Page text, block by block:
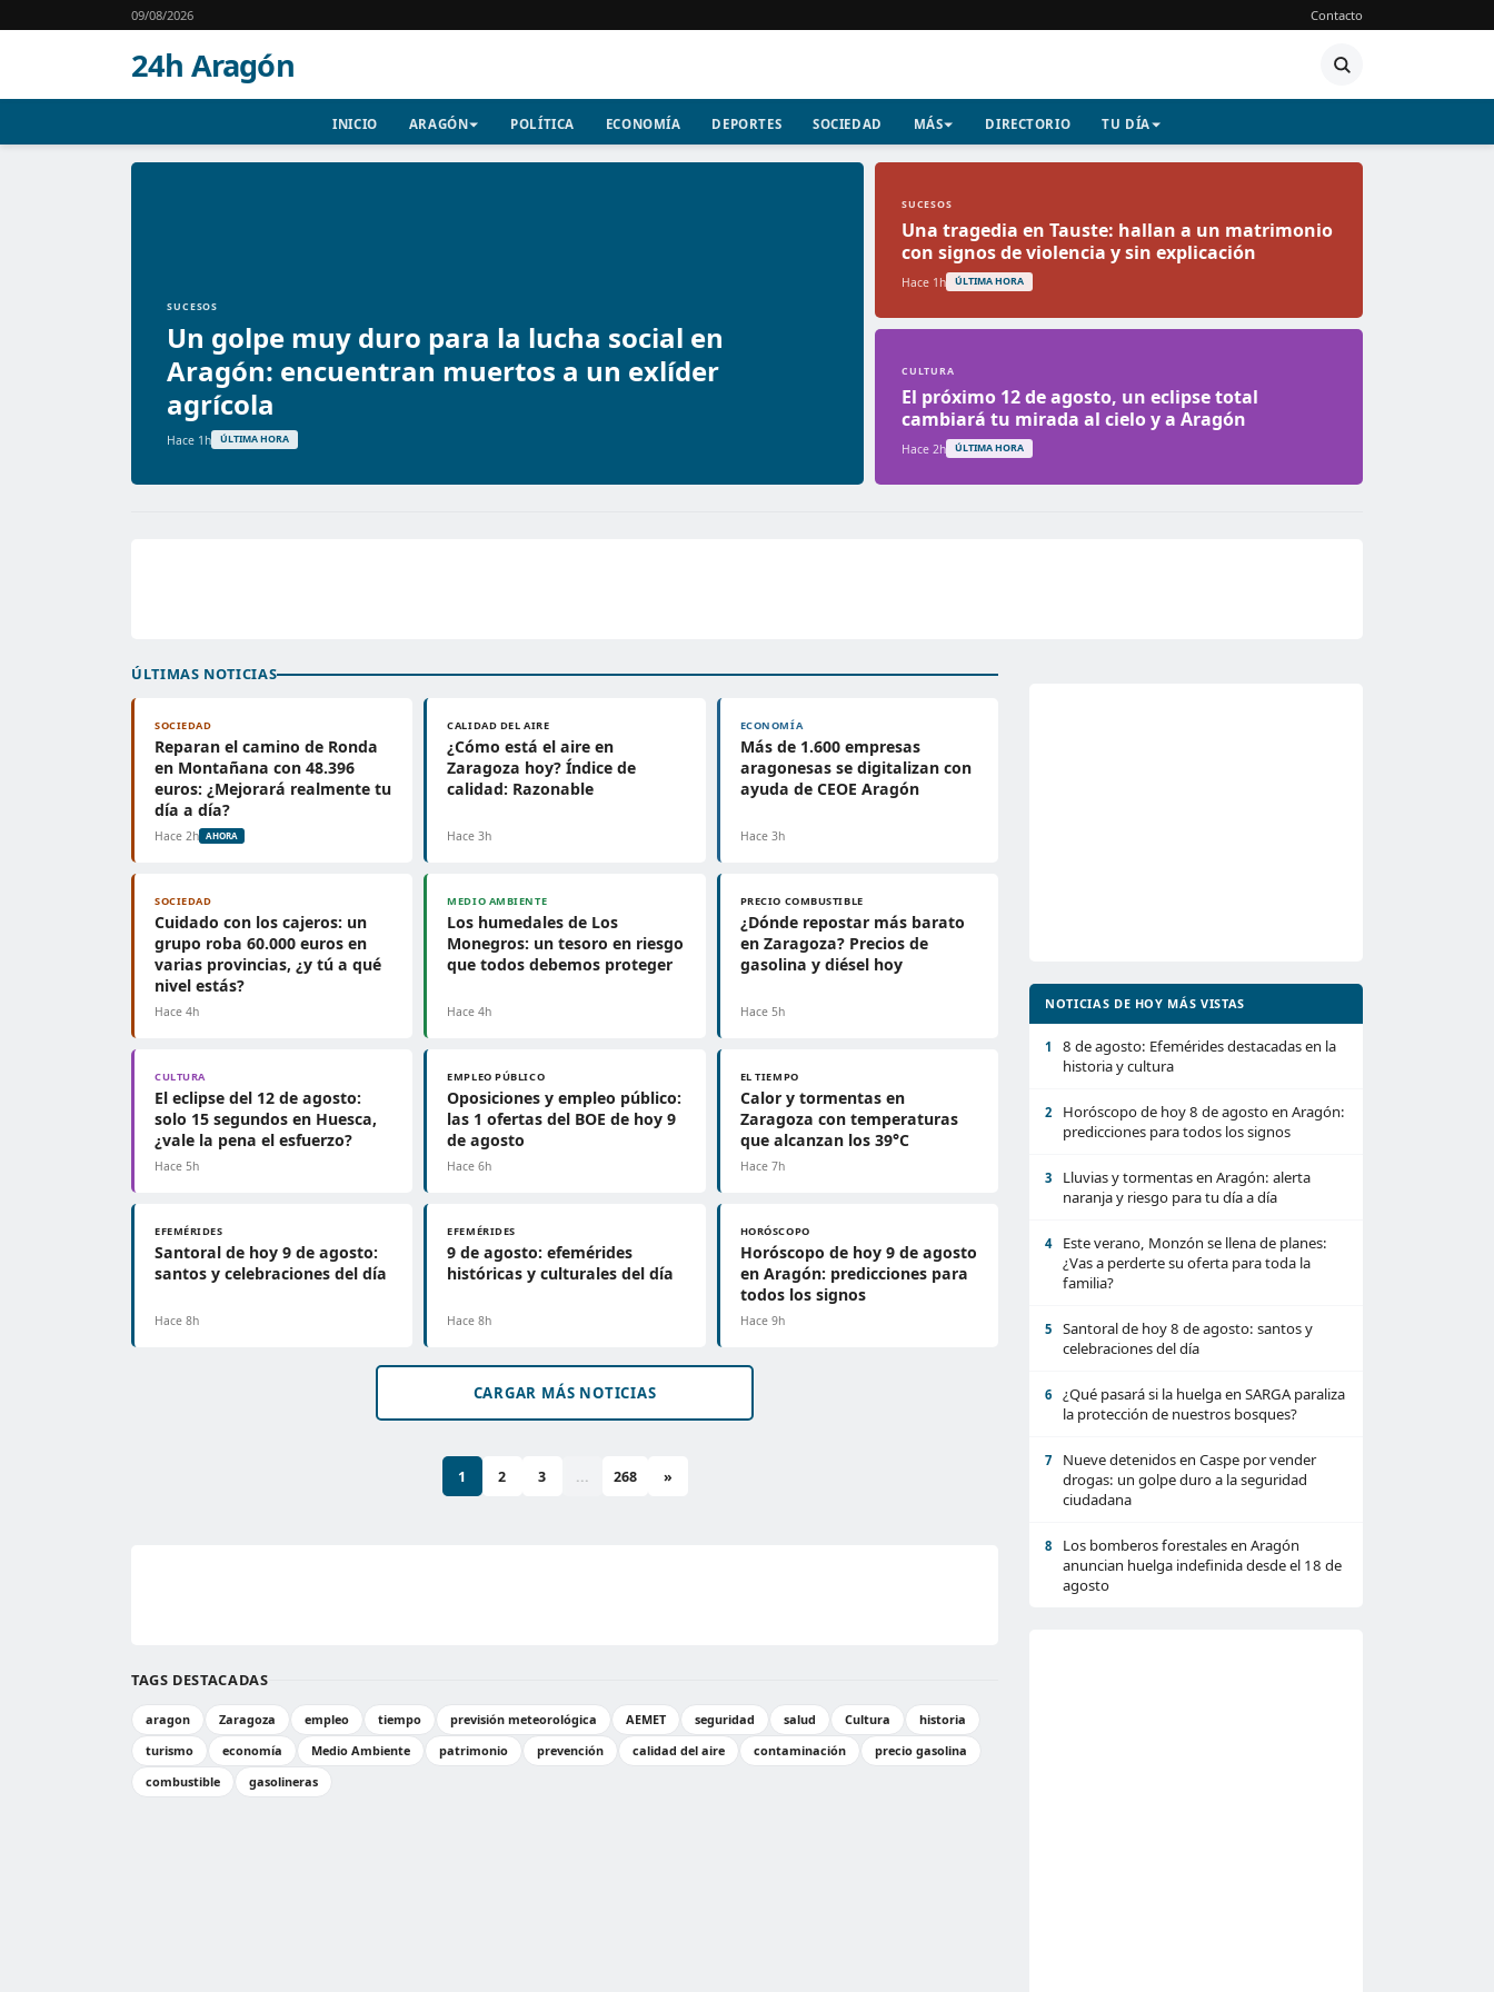
09/08/2026 Contacto
24h Aragón
INICIO ARAGÓN POLÍTICA ECONOMÍA DEPORTES SOCIEDAD MÁS DIRECTORIO TU DÍA
SUCESOS
Un golpe muy duro para la lucha social en
Aragón: encuentran muertos a un exlíder
agrícola
Hace 1h ÚLTIMA HORA
SUCESOS
Una tragedia en Tauste: hallan a un matrimonio
con signos de violencia y sin explicación
Hace 1h ÚLTIMA HORA
CULTURA
El próximo 12 de agosto, un eclipse total
cambiará tu mirada al cielo y a Aragón
Hace 2h ÚLTIMA HORA
ÚLTIMAS NOTICIAS
SOCIEDAD
Reparan el camino de Ronda
en Montañana con 48.396
euros: ¿Mejorará realmente tu
día a día?
Hace 2h AHORA
CALIDAD DEL AIRE
¿Cómo está el aire en
Zaragoza hoy? Índice de
calidad: Razonable
Hace 3h
ECONOMÍA
Más de 1.600 empresas
aragonesas se digitalizan con
ayuda de CEOE Aragón
Hace 3h
SOCIEDAD
Cuidado con los cajeros: un
grupo roba 60.000 euros en
varias provincias, ¿y tú a qué
nivel estás?
Hace 4h
MEDIO AMBIENTE
Los humedales de Los
Monegros: un tesoro en riesgo
que todos debemos proteger
Hace 4h
PRECIO COMBUSTIBLE
¿Dónde repostar más barato
en Zaragoza? Precios de
gasolina y diésel hoy
Hace 5h
CULTURA
El eclipse del 12 de agosto:
solo 15 segundos en Huesca,
¿vale la pena el esfuerzo?
Hace 5h
EMPLEO PÚBLICO
Oposiciones y empleo público:
las 1 ofertas del BOE de hoy 9
de agosto
Hace 6h
EL TIEMPO
Calor y tormentas en
Zaragoza con temperaturas
que alcanzan los 39°C
Hace 7h
EFEMÉRIDES
Santoral de hoy 9 de agosto:
santos y celebraciones del día
Hace 8h
EFEMÉRIDES
9 de agosto: efemérides
históricas y culturales del día
Hace 8h
HORÓSCOPO
Horóscopo de hoy 9 de agosto
en Aragón: predicciones para
todos los signos
Hace 9h
CARGAR MÁS NOTICIAS
1 2 3 ... 268 »
TAGS DESTACADAS
aragon Zaragoza empleo tiempo previsión meteorológica AEMET seguridad salud Cultura
historia
turismo
economía Medio Ambiente patrimonio prevención calidad del aire contaminación
precio gasolina
combustible
gasolineras
NOTICIAS DE HOY MÁS VISTAS
1
8 de agosto: Efemérides destacadas en la
historia y cultura
2
Horóscopo de hoy 8 de agosto en Aragón:
predicciones para todos los signos
3
Lluvias y tormentas en Aragón: alerta
naranja y riesgo para tu día a día
4
Este verano, Monzón se llena de planes:
¿Vas a perderte su oferta para toda la
familia?
5
Santoral de hoy 8 de agosto: santos y
celebraciones del día
6
¿Qué pasará si la huelga en SARGA paraliza
la protección de nuestros bosques?
7
Nueve detenidos en Caspe por vender
drogas: un golpe duro a la seguridad
ciudadana
8
Los bomberos forestales en Aragón
anuncian huelga indefinida desde el 18 de
agosto